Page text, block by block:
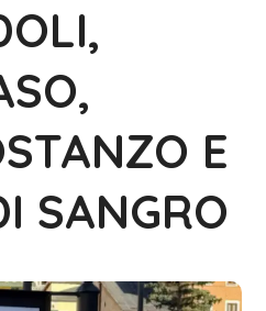
E
SANGRO